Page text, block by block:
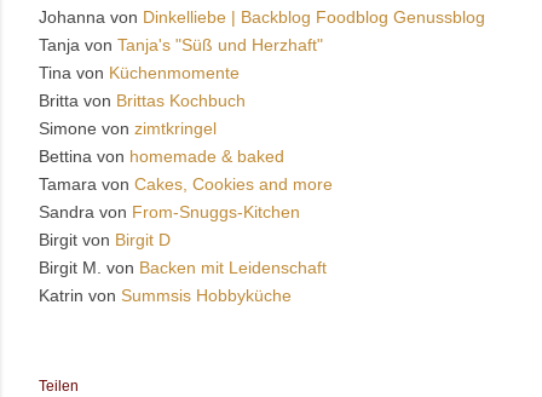
Johanna von Dinkelliebe | Backblog Foodblog Genussblog
Tanja von Tanja's "Süß und Herzhaft"
Tina von Küchenmomente
Britta von Brittas Kochbuch
Simone von zimtkringel
Bettina von homemade & baked
Tamara von Cakes, Cookies and more
Sandra von From-Snuggs-Kitchen
Birgit von Birgit D
Birgit M. von Backen mit Leidenschaft
Katrin von Summsis Hobbyküche
Teilen